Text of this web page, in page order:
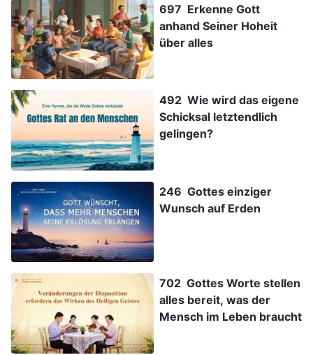
697 Erkenne Gott
anhand Seiner Hoheit
über alles
492 Wie wird das eigene
Schicksal letztendlich
gelingen?
246 Gottes einziger
Wunsch auf Erden
702 Gottes Worte stellen
alles bereit, was der
Mensch im Leben braucht